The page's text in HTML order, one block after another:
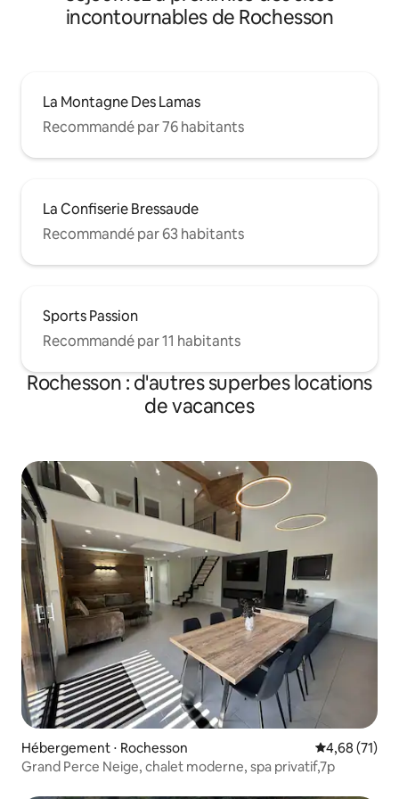
incontournables de Rochesson
La Montagne Des Lamas
Recommandé par 76 habitants
La Confiserie Bressaude
Recommandé par 63 habitants
Sports Passion
Recommandé par 11 habitants
Rochesson : d'autres superbes locations
de vacances
Hébergement ⋅ Rochesson Évaluation
4,68 (71)
Grand Perce Neige, chalet moderne, spa privatif,7p